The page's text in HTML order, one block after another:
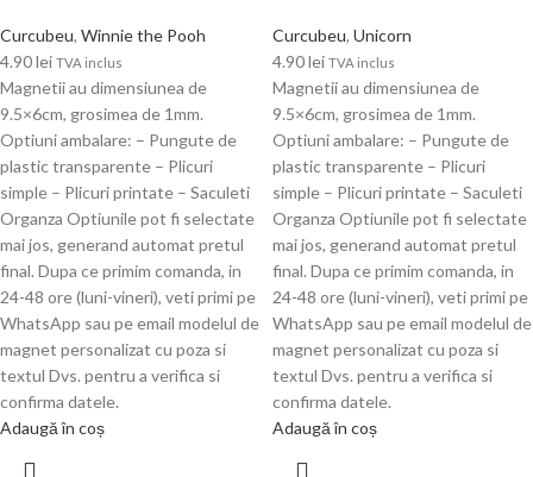
Curcubeu, Winnie the Pooh
4.90lei TVA inclus
Magnetii au dimensiunea de
9.5×6cm, grosimea de 1mm.
Optiuni ambalare: – Pungute de
plastic transparente – Plicuri
simple – Plicuri printate – Saculeti
Organza Optiunile pot fi selectate
mai jos, generand automat pretul
final. Dupa ce primim comanda, in
24-48 ore (luni-vineri), veti primi pe
WhatsApp sau pe email modelul de
magnet personalizat cu poza si
textul Dvs. pentru a verifica si
confirma datele.
Adaugă în coș
Curcubeu, Unicorn
4.90lei TVA inclus
Magnetii au dimensiunea de
9.5×6cm, grosimea de 1mm.
Optiuni ambalare: – Pungute de
plastic transparente – Plicuri
simple – Plicuri printate – Saculeti
Organza Optiunile pot fi selectate
mai jos, generand automat pretul
final. Dupa ce primim comanda, in
24-48 ore (luni-vineri), veti primi pe
WhatsApp sau pe email modelul de
magnet personalizat cu poza si
textul Dvs. pentru a verifica si
confirma datele.
Adaugă în coș